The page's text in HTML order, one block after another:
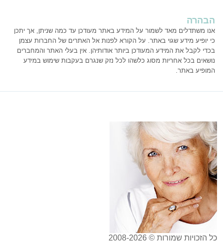
הבהרה
אנו משתדלים מאד לשמור על המידע באתר מעודכן עד כמה שניתן, אך יתכן
כי יופיע מידע שגוי באתר. על הקורא לפנות אל האתרים של החברות עצמן
בכדי לקבל את המידע המעודכן ביותר אודותיהן. אין בעלי האתר והמחברים
נושאים בכל אחריות מסוג כלשהו לכל נזק שנגרם בעקבות שימוש במידע
המופיע באתר.
כל הזכויות שמורות © 2008-2026